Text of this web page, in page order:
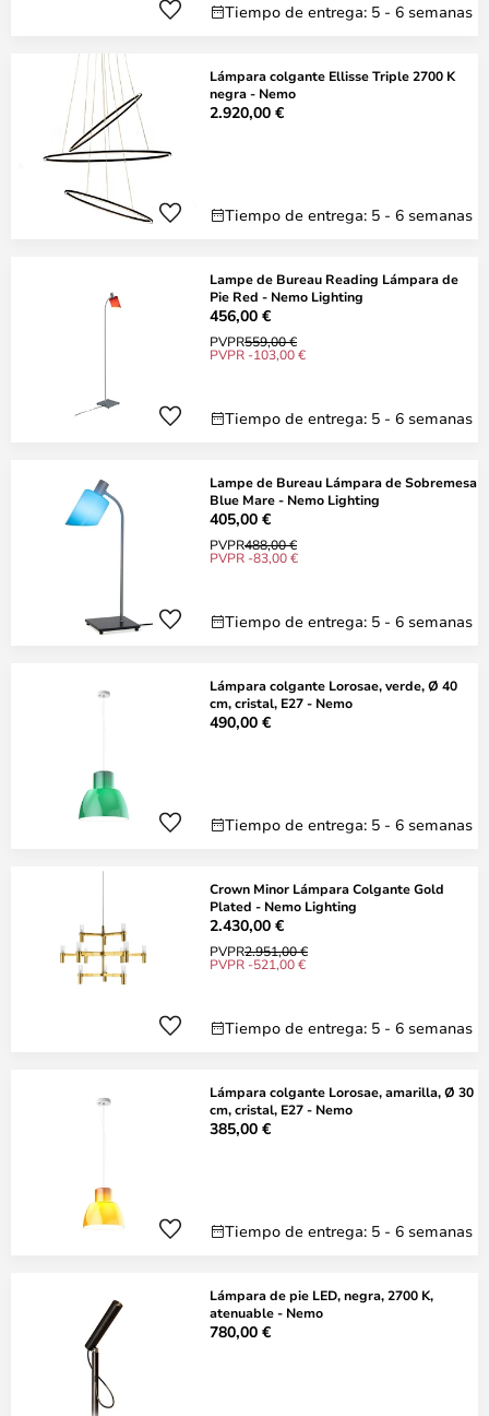
Tiempo de entrega: 5 - 6 semanas
Lámpara colgante Ellisse Triple 2700 K
negra - Nemo
2.920,00 €
Tiempo de entrega: 5 - 6 semanas
Lampe de Bureau Reading Lámpara de
Pie Red - Nemo Lighting
456,00 €
PVPR559,00 €
PVPR -103,00 €
Tiempo de entrega: 5 - 6 semanas
Lampe de Bureau Lámpara de Sobremesa
Blue Mare - Nemo Lighting
405,00 €
PVPR488,00 €
PVPR -83,00 €
Tiempo de entrega: 5 - 6 semanas
Lámpara colgante Lorosae, verde, Ø 40
cm, cristal, E27 - Nemo
490,00 €
Tiempo de entrega: 5 - 6 semanas
Crown Minor Lámpara Colgante Gold
Plated - Nemo Lighting
2.430,00 €
PVPR2.951,00 €
PVPR -521,00 €
Tiempo de entrega: 5 - 6 semanas
Lámpara colgante Lorosae, amarilla, Ø 30
cm, cristal, E27 - Nemo
385,00 €
Tiempo de entrega: 5 - 6 semanas
Lámpara de pie LED, negra, 2700 K,
atenuable - Nemo
780,00 €